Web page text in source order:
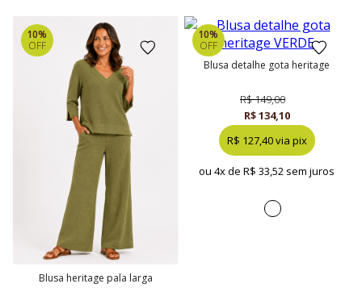
10%
OFF
blusa heritage pala larga
10%
OFF
blusa detalhe gota heritage
R$ 149,00
R$ 134,10
R$ 127,40 via pix
ou 4x de R$ 33,52 sem juros